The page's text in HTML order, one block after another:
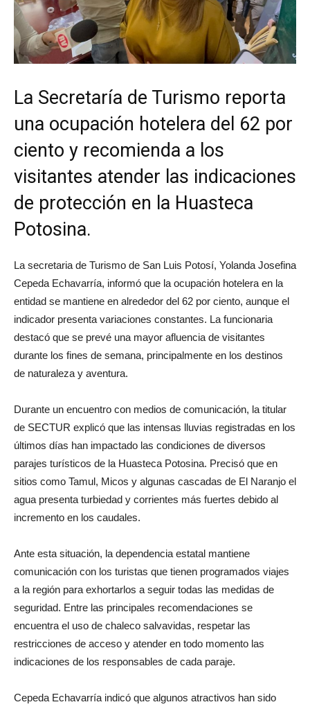
La Secretaría de Turismo reporta
una ocupación hotelera del 62 por
ciento y recomienda a los
visitantes atender las indicaciones
de protección en la Huasteca
Potosina.
La secretaria de Turismo de San Luis Potosí, Yolanda Josefina
Cepeda Echavarría, informó que la ocupación hotelera en la
entidad se mantiene en alrededor del 62 por ciento, aunque el
indicador presenta variaciones constantes. La funcionaria
destacó que se prevé una mayor afluencia de visitantes
durante los fines de semana, principalmente en los destinos
de naturaleza y aventura.
Durante un encuentro con medios de comunicación, la titular
de SECTUR explicó que las intensas lluvias registradas en los
últimos días han impactado las condiciones de diversos
parajes turísticos de la Huasteca Potosina. Precisó que en
sitios como Tamul, Micos y algunas cascadas de El Naranjo el
agua presenta turbiedad y corrientes más fuertes debido al
incremento en los caudales.
Ante esta situación, la dependencia estatal mantiene
comunicación con los turistas que tienen programados viajes
a la región para exhortarlos a seguir todas las medidas de
seguridad. Entre las principales recomendaciones se
encuentra el uso de chaleco salvavidas, respetar las
restricciones de acceso y atender en todo momento las
indicaciones de los responsables de cada paraje.
Cepeda Echavarría indicó que algunos atractivos han sido